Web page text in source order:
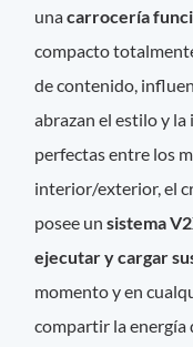
unacarrocería
compacto
de contenido,
abrazan el estilo y
perfectas entre los
interior/exterior, el
posee un sistema
ejecutar y cargar
momento y en
compartir la energía